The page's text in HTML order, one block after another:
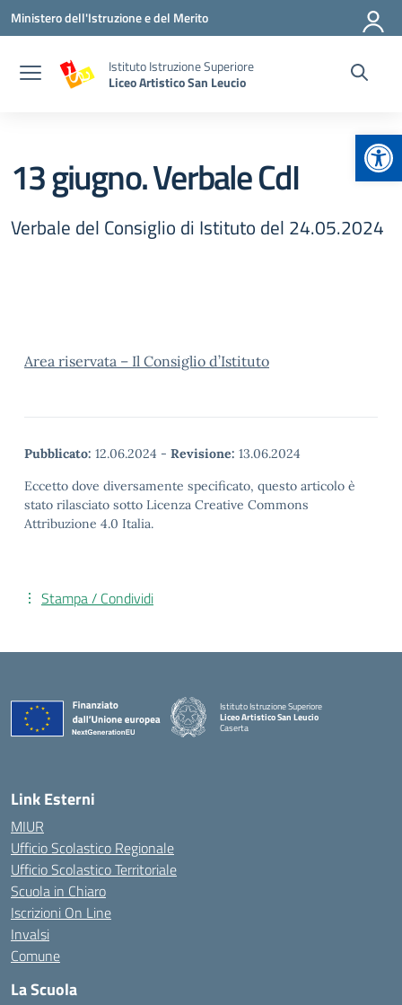
Vai ai contenuti
Vai al menu di navigazione
Vai al footer
Ministero dell'Istruzione e del Merito
Istituto Istruzione Superiore
Liceo Artistico San Leucio
13 giugno. Verbale CdI
Verbale del Consiglio di Istituto del 24.05.2024
Area riservata – Il Consiglio d’Istituto
Pubblicato: 12.06.2024 - Revisione: 13.06.2024
Eccetto dove diversamente specificato, questo articolo è
stato rilasciato sotto Licenza Creative Commons
Attribuzione 4.0 Italia.
Stampa / Condividi
Istituto Istruzione Superiore
Liceo Artistico San Leucio
Caserta
Link Esterni
MIUR
Ufficio Scolastico Regionale
Ufficio Scolastico Territoriale
Scuola in Chiaro
Iscrizioni On Line
Invalsi
Comune
La Scuola